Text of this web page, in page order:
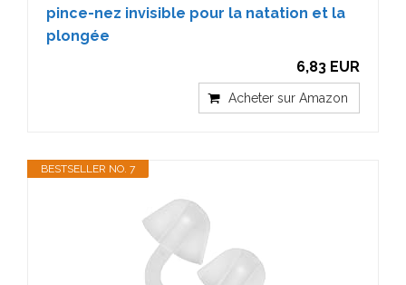
pince-nez invisible pour la natation et la
plongée
6,83 EUR
Acheter sur Amazon
BESTSELLER NO. 7